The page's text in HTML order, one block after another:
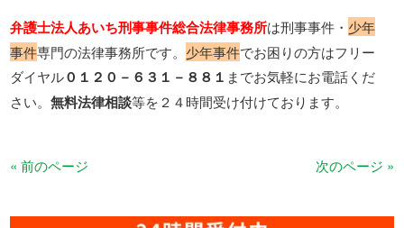
弁護士法人あいち刑事事件総合法律事務所は刑事事件・ 少年
事件専門の法律事務所です。 少年事件でお困りの方はフリー
ダイヤル０１２０－６３１－８８１ までお気軽にお電話くだ
さい。無料法律相談等を２４時間受け付けております。
« 前のページ 次のページ »